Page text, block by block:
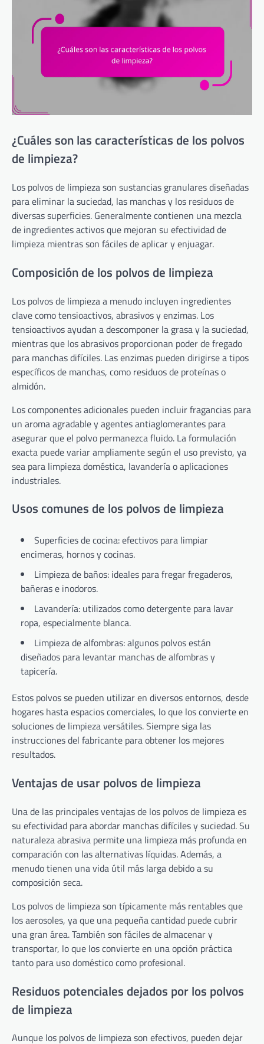
¿Cuáles son las características de los polvos
de limpieza?
Los polvos de limpieza son sustancias granulares diseñadas
para eliminar la suciedad, las manchas y los residuos de
diversas superficies. Generalmente contienen una mezcla
de ingredientes activos que mejoran su efectividad de
limpieza mientras son fáciles de aplicar y enjuagar.
Composición de los polvos de limpieza
Los polvos de limpieza a menudo incluyen ingredientes
clave como tensioactivos, abrasivos y enzimas. Los
tensioactivos ayudan a descomponer la grasa y la suciedad,
mientras que los abrasivos proporcionan poder de fregado
para manchas difíciles. Las enzimas pueden dirigirse a tipos
específicos de manchas, como residuos de proteínas o
almidón.
Los componentes adicionales pueden incluir fragancias para
un aroma agradable y agentes antiaglomerantes para
asegurar que el polvo permanezca fluido. La formulación
exacta puede variar ampliamente según el uso previsto, ya
sea para limpieza doméstica, lavandería o aplicaciones
industriales.
Usos comunes de los polvos de limpieza
Superficies de cocina: efectivos para limpiar
encimeras, hornos y cocinas.
Limpieza de baños: ideales para fregar fregaderos,
bañeras e inodoros.
Lavandería: utilizados como detergente para lavar
ropa, especialmente blanca.
Limpieza de alfombras: algunos polvos están
diseñados para levantar manchas de alfombras y
tapicería.
Estos polvos se pueden utilizar en diversos entornos, desde
hogares hasta espacios comerciales, lo que los convierte en
soluciones de limpieza versátiles. Siempre siga las
instrucciones del fabricante para obtener los mejores
resultados.
Ventajas de usar polvos de limpieza
Una de las principales ventajas de los polvos de limpieza es
su efectividad para abordar manchas difíciles y suciedad. Su
naturaleza abrasiva permite una limpieza más profunda en
comparación con las alternativas líquidas. Además, a
menudo tienen una vida útil más larga debido a su
composición seca.
Los polvos de limpieza son típicamente más rentables que
los aerosoles, ya que una pequeña cantidad puede cubrir
una gran área. También son fáciles de almacenar y
transportar, lo que los convierte en una opción práctica
tanto para uso doméstico como profesional.
Residuos potenciales dejados por los polvos
de limpieza
Aunque los polvos de limpieza son efectivos, pueden dejar